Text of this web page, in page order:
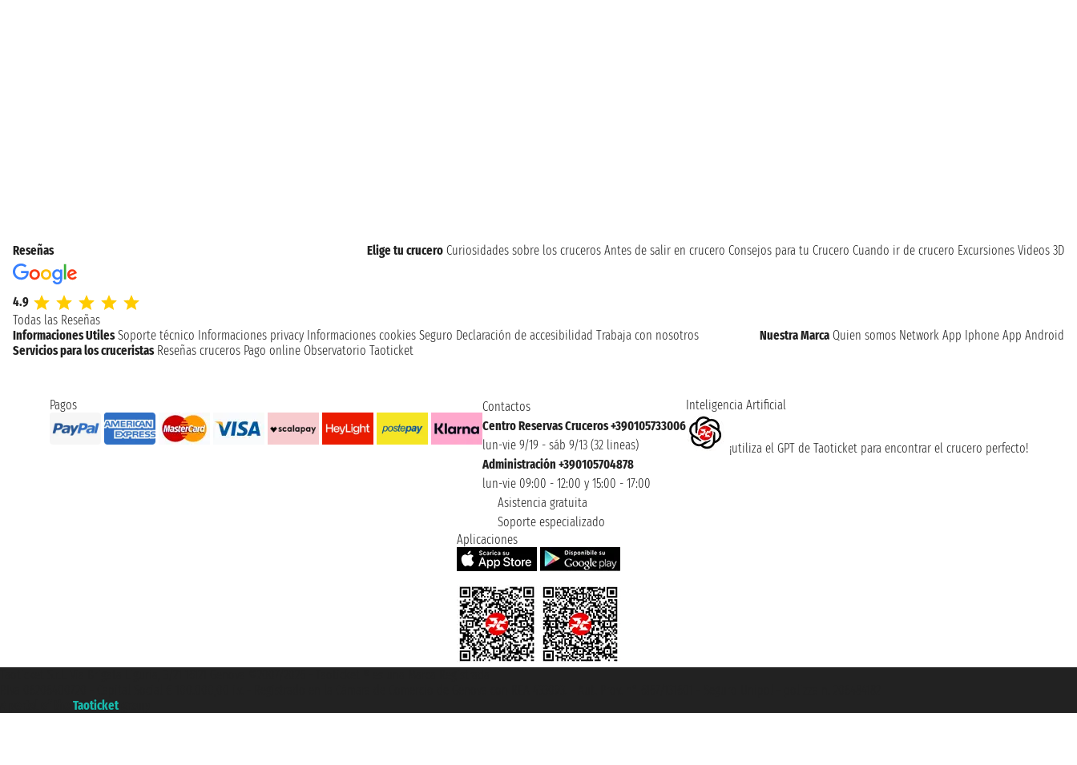
Reseñas
4.9
Todas las Reseñas
Elige tu crucero Curiosidades sobre los cruceros Antes de salir en crucero Consejos para tu Crucero Cuando ir de crucero Excursiones Videos 3D
Informaciones Utiles Soporte técnico Informaciones privacy Informaciones cookies Seguro Declaración de accesibilidad Trabaja con nosotros Nuestra Marca Quien somos Network App Iphone App Android
Servicios para los cruceristas Reseñas cruceros Pago online Observatorio Taoticket
Pagos
Contactos
Centro Reservas Cruceros +390105733006
lun-vie 9/19 - sáb 9/13 (32 lineas)
Administración +390105704878
lun-vie 09:00 - 12:00 y 15:00 - 17:00
Asistencia gratuita
Soporte especializado
Inteligencia Artificial
¡utiliza el GPT de Taoticket para encontrar el crucero perfecto!
Aplicaciones
Taoticket